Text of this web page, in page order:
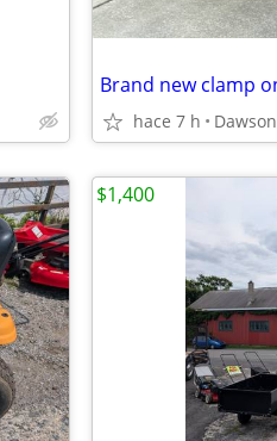
hace 7 h Dawson
$1,400